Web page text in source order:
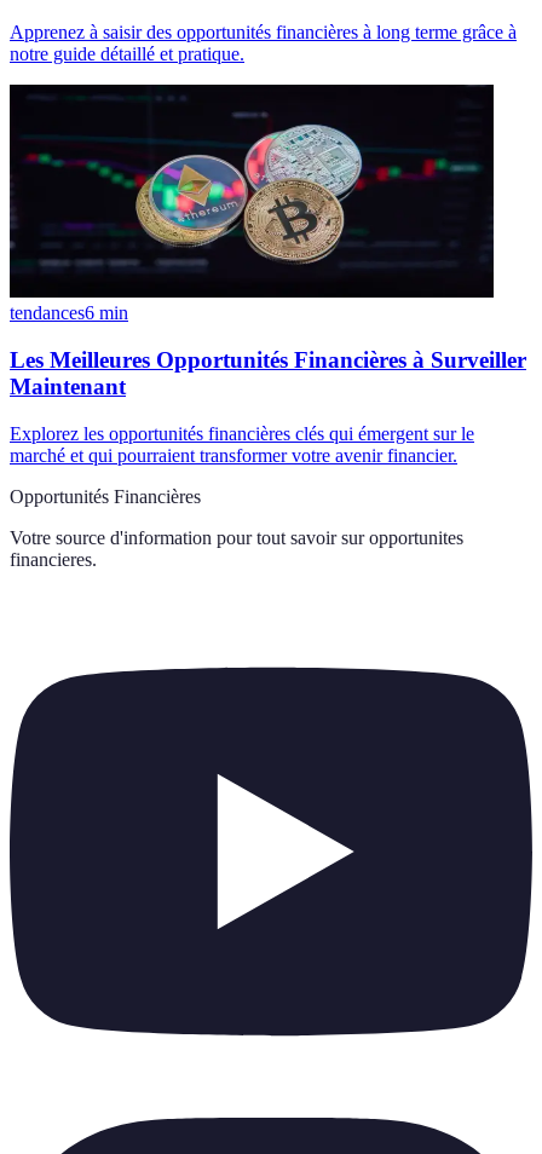
Apprenez à saisir des opportunités financières à long terme grâce à
notre guide détaillé et pratique.
tendances6 min
Les Meilleures Opportunités Financières à Surveiller
Maintenant
Explorez les opportunités financières clés qui émergent sur le
marché et qui pourraient transformer votre avenir financier.
Opportunités Financières
Votre source d'information pour tout savoir sur opportunites
financieres.